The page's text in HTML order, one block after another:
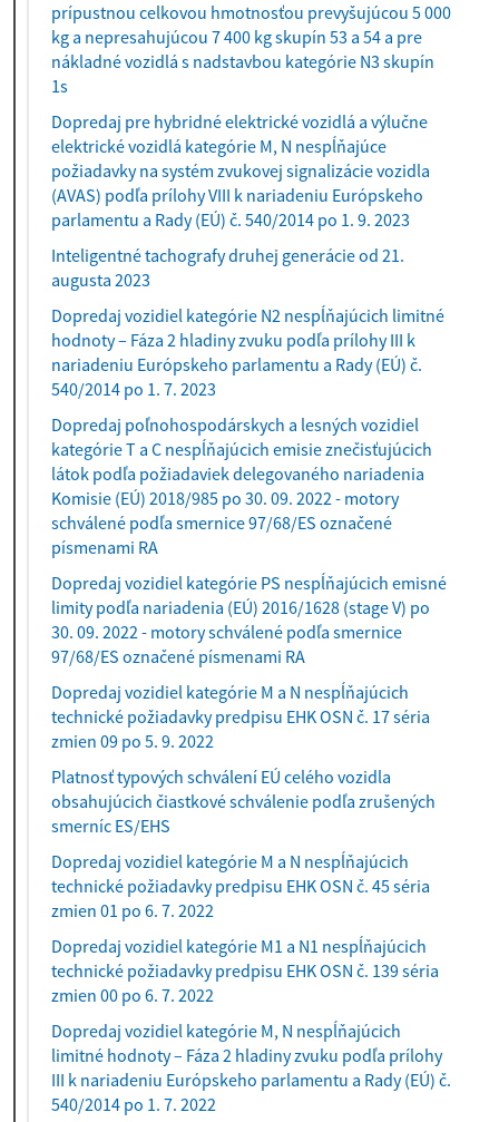
prípustnou celkovou hmotnosťou prevyšujúcou 5 000
kg a nepresahujúcou 7 400 kg skupín 53 a 54 a pre
nákladné vozidlá s nadstavbou kategórie N3 skupín
1s
Dopredaj pre hybridné elektrické vozidlá a výlučne
elektrické vozidlá kategórie M, N nespĺňajúce
požiadavky na systém zvukovej signalizácie vozidla
(AVAS) podľa prílohy VIII k nariadeniu Európskeho
parlamentu a Rady (EÚ) č. 540/2014 po 1. 9. 2023
Inteligentné tachografy druhej generácie od 21.
augusta 2023
Dopredaj vozidiel kategórie N2 nespĺňajúcich limitné
hodnoty – Fáza 2 hladiny zvuku podľa prílohy III k
nariadeniu Európskeho parlamentu a Rady (EÚ) č.
540/2014 po 1. 7. 2023
Dopredaj poľnohospodárskych a lesných vozidiel
kategórie T a C nespĺňajúcich emisie znečisťujúcich
látok podľa požiadaviek delegovaného nariadenia
Komisie (EÚ) 2018/985 po 30. 09. 2022 - motory
schválené podľa smernice 97/68/ES označené
písmenami RA
Dopredaj vozidiel kategórie PS nespĺňajúcich emisné
limity podľa nariadenia (EÚ) 2016/1628 (stage V) po
30. 09. 2022 - motory schválené podľa smernice
97/68/ES označené písmenami RA
Dopredaj vozidiel kategórie M a N nespĺňajúcich
technické požiadavky predpisu EHK OSN č. 17 séria
zmien 09 po 5. 9. 2022
Platnosť typových schválení EÚ celého vozidla
obsahujúcich čiastkové schválenie podľa zrušených
smerníc ES/EHS
Dopredaj vozidiel kategórie M a N nespĺňajúcich
technické požiadavky predpisu EHK OSN č. 45 séria
zmien 01 po 6. 7. 2022
Dopredaj vozidiel kategórie M1 a N1 nespĺňajúcich
technické požiadavky predpisu EHK OSN č. 139 séria
zmien 00 po 6. 7. 2022
Dopredaj vozidiel kategórie M, N nespĺňajúcich
limitné hodnoty – Fáza 2 hladiny zvuku podľa prílohy
III k nariadeniu Európskeho parlamentu a Rady (EÚ) č.
540/2014 po 1. 7. 2022